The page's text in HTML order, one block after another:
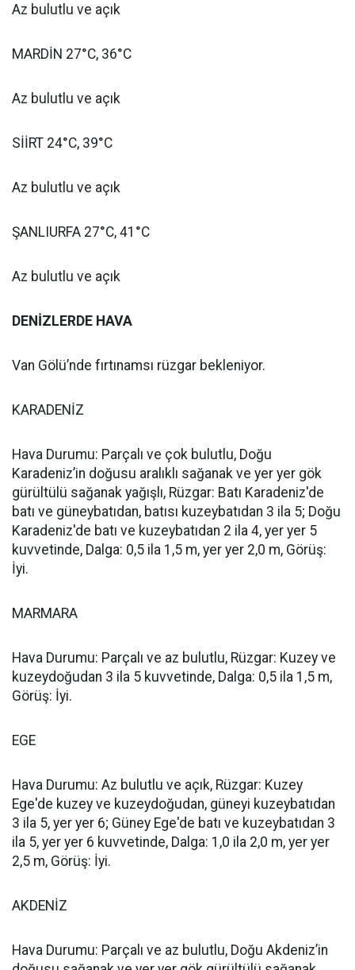
Az bulutlu ve açık
MARDİN 27°C, 36°C
Az bulutlu ve açık
SİİRT 24°C, 39°C
Az bulutlu ve açık
ŞANLIURFA 27°C, 41°C
Az bulutlu ve açık
DENİZLERDE HAVA
Van Gölü’nde fırtınamsı rüzgar bekleniyor.
KARADENİZ
Hava Durumu: Parçalı ve çok bulutlu, Doğu
Karadeniz’in doğusu aralıklı sağanak ve yer yer gök
gürültülü sağanak yağışlı, Rüzgar: Batı Karadeniz'de
batı ve güneybatıdan, batısı kuzeybatıdan 3 ila 5; Doğu
Karadeniz'de batı ve kuzeybatıdan 2 ila 4, yer yer 5
kuvvetinde, Dalga: 0,5 ila 1,5 m, yer yer 2,0 m, Görüş:
İyi.
MARMARA
Hava Durumu: Parçalı ve az bulutlu, Rüzgar: Kuzey ve
kuzeydoğudan 3 ila 5 kuvvetinde, Dalga: 0,5 ila 1,5 m,
Görüş: İyi.
EGE
Hava Durumu: Az bulutlu ve açık, Rüzgar: Kuzey
Ege'de kuzey ve kuzeydoğudan, güneyi kuzeybatıdan
3 ila 5, yer yer 6; Güney Ege'de batı ve kuzeybatıdan 3
ila 5, yer yer 6 kuvvetinde, Dalga: 1,0 ila 2,0 m, yer yer
2,5 m, Görüş: İyi.
AKDENİZ
Hava Durumu: Parçalı ve az bulutlu, Doğu Akdeniz’in